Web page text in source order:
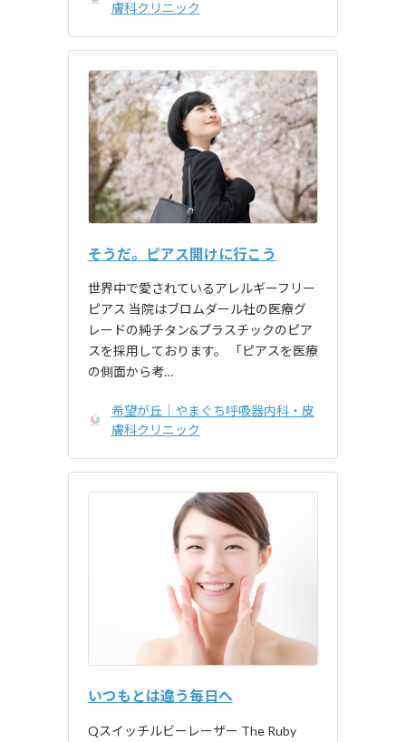
膚科クリニック
そうだ。ピアス開けに行こう
世界中で愛されているアレルギーフリー
ピアス 当院はブロムダール社の医療グ
レードの純チタン&プラスチックのピア
スを採用しております。 「ピアスを医療
の側面から考…
希望が丘｜やまぐち呼吸器内科・皮
膚科クリニック
いつもとは違う毎日へ
Qスイッチルビーレーザー The Ruby